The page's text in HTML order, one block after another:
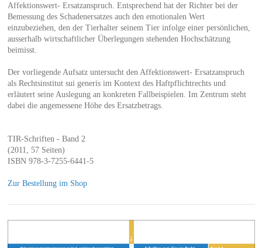
Affektionswert- Ersatzanspruch. Entsprechend hat der Richter bei der
Bemessung des Schadenersatzes auch den emotionalen Wert
einzubeziehen, den der Tierhalter seinem Tier infolge einer persönlichen,
ausserhalb wirtschaftlicher Überlegungen stehenden Hochschätzung
beimisst.
Der vorliegende Aufsatz untersucht den Affektionswert- Ersatzanspruch
als Rechtsinstitut sui generis im Kontext des Haftpflichtrechts und
erläutert seine Auslegung an konkreten Fallbeispielen. Im Zentrum steht
dabei die angemessene Höhe des Ersatzbetrags.
TIR-Schriften - Band 2
(2011, 57 Seiten)
ISBN 978-3-7255-6441-5
Zur Bestellung im Shop